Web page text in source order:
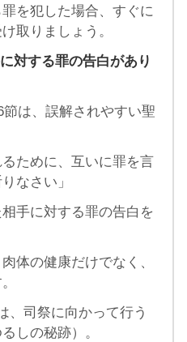
犯した場合、すぐに
取りましょう。
対する罪の告白があり
節は、誤解されやすい聖
るために、互いに罪を言
なさい」
に対する罪の告白を
の健康だけでなく、
、司祭に向かって行う
しの秘跡）。